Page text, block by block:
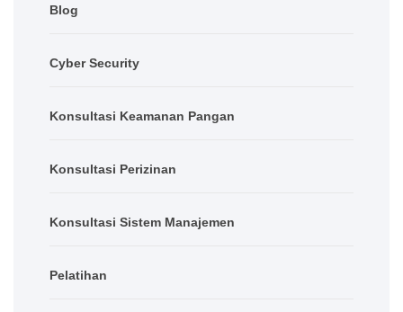
Blog
Cyber Security
Konsultasi Keamanan Pangan
Konsultasi Perizinan
Konsultasi Sistem Manajemen
Pelatihan